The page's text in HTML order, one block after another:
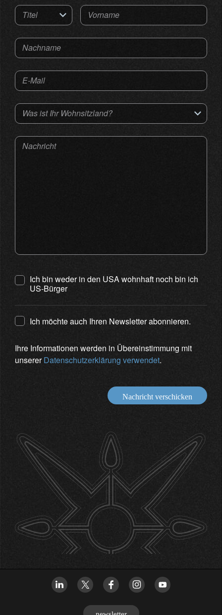
Titel Vorname
Nachname
E-Mail
Was ist Ihr Wohnsitzland?
Nachricht
Ich bin weder in den USA wohnhaft noch bin ich
US-Bürger
Ich möchte auch Ihren Newsletter abonnieren.
Ihre Informationen werden in Übereinstimmung mit
unsererDatenschutzerklärung verwendet.
Nachricht verschicken